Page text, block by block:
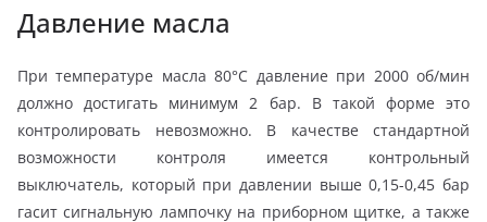
Давление масла
При температуре масла 80°С давление при 2000 об/мин
должно достигать минимум 2 бар. В такой форме это
контролировать невозможно. В качестве стандартной
возможности контроля имеется контрольный
выключатель, который при давлении выше 0,15-0,45 бар
гасит сигнальную лампочку на приборном щитке, а также